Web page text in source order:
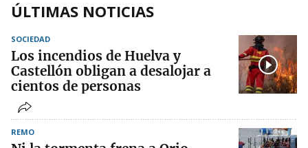
ÚLTIMAS NOTICIAS
SOCIEDAD
Los incendios de Huelva y
Castellón obligan a desalojar a
cientos de personas
REMO